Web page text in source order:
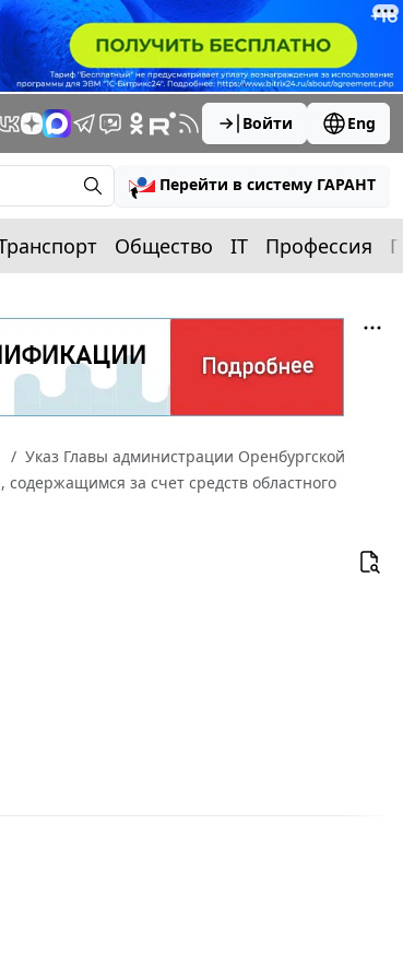
Войти Eng
Перейти в систему ГАРАНТ
Общество IT Профессия
Указ Главы администрации Оренбургской
за счет средств областного